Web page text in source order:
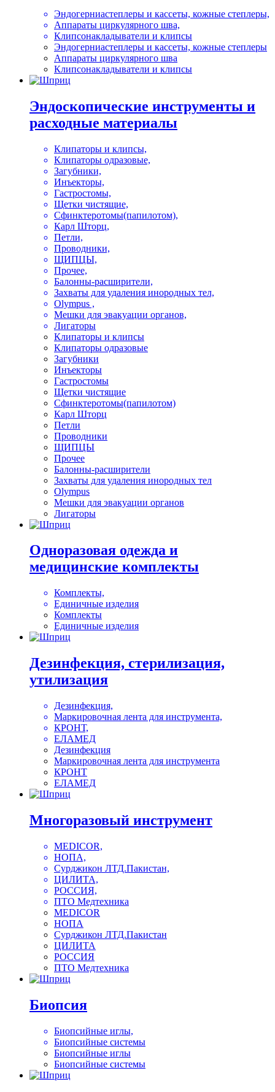
Эндогерниастеплеры и кассеты, кожные степлеры,
Аппараты циркулярного шва,
Клипсонакладыватели и клипсы
Эндогерниастеплеры и кассеты, кожные степлеры
Аппараты циркулярного шва
Клипсонакладыватели и клипсы
Эндоскопические инструменты и
расходные материалы
Клипаторы и клипсы,
Клипаторы одразовые,
Загубники,
Инъекторы,
Гастростомы,
Щетки чистящие,
Сфинктеротомы(папилотом),
Карл Шторц,
Петли,
Проводники,
ЩИПЦЫ,
Прочее,
Балонны-расширители,
Захваты для удаления инородных тел,
Olympus ,
Мешки для эвакуации органов,
Лигаторы
Клипаторы и клипсы
Клипаторы одразовые
Загубники
Инъекторы
Гастростомы
Щетки чистящие
Сфинктеротомы(папилотом)
Карл Шторц
Петли
Проводники
ЩИПЦЫ
Прочее
Балонны-расширители
Захваты для удаления инородных тел
Olympus
Мешки для эвакуации органов
Лигаторы
Одноразовая одежда и
медицинские комплекты
Комплекты,
Единичные изделия
Комплекты
Единичные изделия
Дезинфекция, стерилизация,
утилизация
Дезинфекция,
Маркировочная лента для инструмента,
КРОНТ,
ЕЛАМЕД
Дезинфекция
Маркировочная лента для инструмента
КРОНТ
ЕЛАМЕД
Многоразовый инструмент
MEDICOR,
НОПА,
Сурджикон ЛТД.Пакистан,
ЦИЛИТА,
РОССИЯ,
ПТО Медтехника
MEDICOR
НОПА
Сурджикон ЛТД.Пакистан
ЦИЛИТА
РОССИЯ
ПТО Медтехника
Биопсия
Биопсийные иглы,
Биопсийные системы
Биопсийные иглы
Биопсийные системы